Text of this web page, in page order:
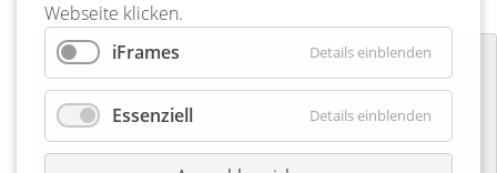
Waldfest im Waldkiga
09-09-2023 14:00–17:00
Webseite klicken.
iFrames
Details einblenden
Essenziell Details einblenden